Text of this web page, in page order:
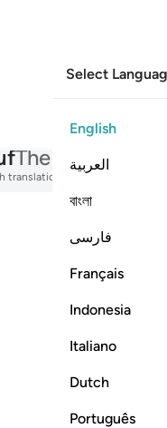
Select
English
العربية
বাংলা
فارسی
Français
Indonesia
Italiano
Dutch
Português
The Ornaments
translation, tafsir, audio
In the